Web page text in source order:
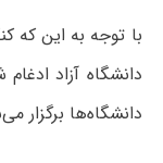
با توجه به این که
دانشگاه آزاد
دانشگاه‌ها برگزار